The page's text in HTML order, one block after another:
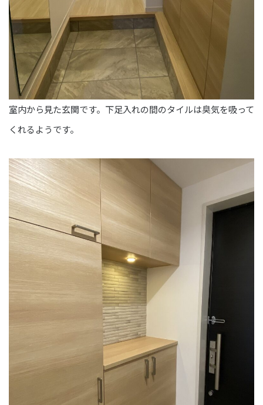
室内から見た玄関です。下足入れの間のタイルは臭気を吸って
くれるようです。